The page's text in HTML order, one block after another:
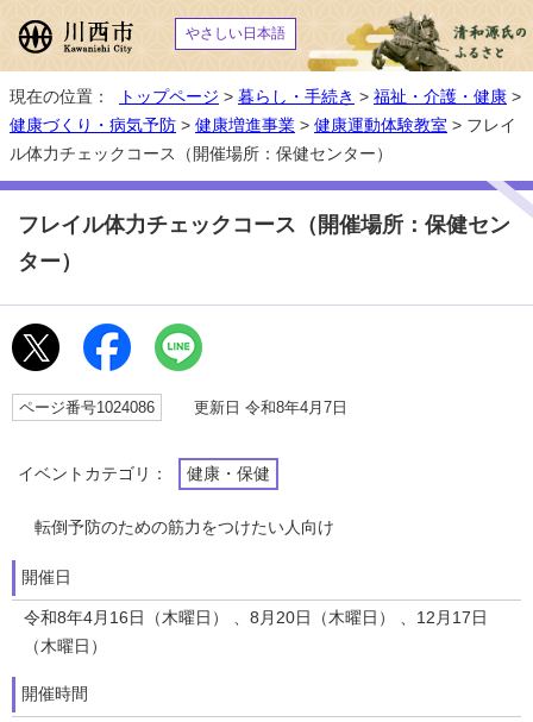
やさしい日本語
現在の位置： トップページ > 暮らし・手続き > 福祉・介護・健康 >
健康づくり・病気予防 > 健康増進事業 > 健康運動体験教室 > フレイ
ル体力チェックコース（開催場所：保健センター）
フレイル体力チェックコース（開催場所：保健セン
ター）
ページ番号1024086 更新日 令和8年4月7日
イベントカテゴリ： 健康・保健
転倒予防のための筋力をつけたい人向け
開催日
令和8年4月16日（木曜日） 、8月20日（木曜日） 、12月17日
（木曜日）
開催時間